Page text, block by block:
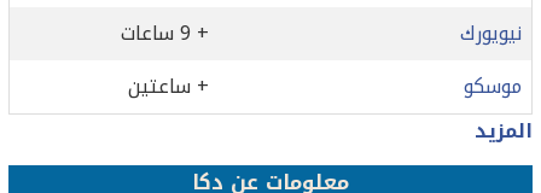
نيويورك
+ 9 ساعات
موسكو
+ ساعتين
المزيد
معلومات عن دكا